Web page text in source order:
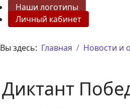
Наши логотипы
Личный кабинет
Вы здесь: Главная Новости и
Диктант